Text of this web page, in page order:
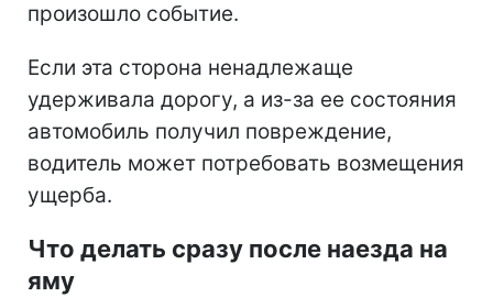
произошло событие.
Если эта сторона ненадлежаще
удерживала дорогу, а из-за ее состояния
автомобиль получил повреждение,
водитель может потребовать возмещения
ущерба.
Что делать сразу после наезда на
яму